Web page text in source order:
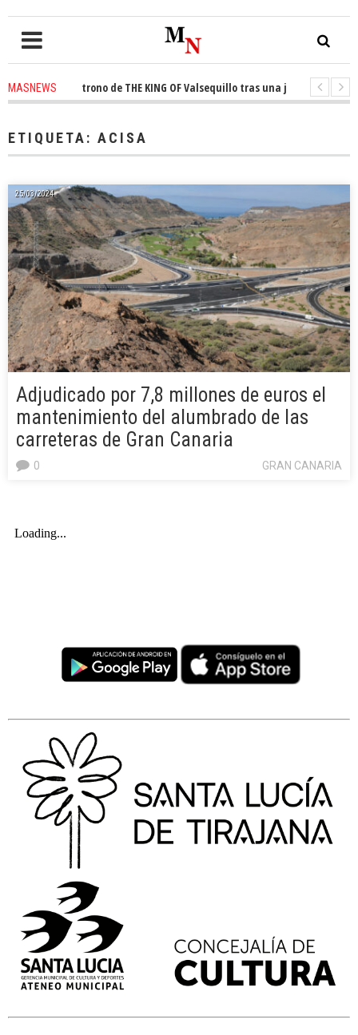
MASNEWSel trono de THE KING OF Valsequillo tras una jornada de
ETIQUETA: ACISA
25/03/2024
Adjudicado por 7,8 millones de euros el
mantenimiento del alumbrado de las
carreteras de Gran Canaria
GRAN CANARIA
0